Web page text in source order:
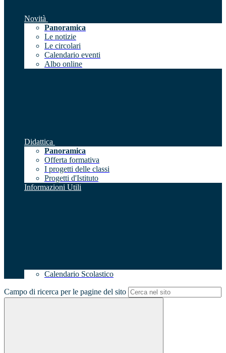
Novità
Panoramica
Le notizie
Le circolari
Calendario eventi
Albo online
Didattica
Panoramica
Offerta formativa
I progetti delle classi
Progetti d'Istituto
Informazioni Utili
Calendario Scolastico
Campo di ricerca per le pagine del sito